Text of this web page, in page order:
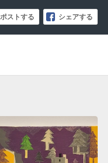
ポストする シェアする